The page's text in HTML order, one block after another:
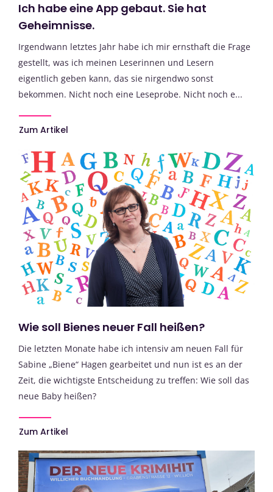
Ich habe eine App gebaut. Sie hat
Geheimnisse.
Irgendwann letztes Jahr habe ich mir ernsthaft die Frage
gestellt, was ich meinen Leserinnen und Lesern
eigentlich geben kann, das sie nirgendwo sonst
bekommen. Nicht noch eine Leseprobe. Nicht noch e...
Zum Artikel
Wie soll Bienes neuer Fall heißen?
Die letzten Monate habe ich intensiv am neuen Fall für
Sabine „Biene“ Hagen gearbeitet und nun ist es an der
Zeit, die wichtigste Entscheidung zu treffen: Wie soll das
neue Baby heißen?
Zum Artikel